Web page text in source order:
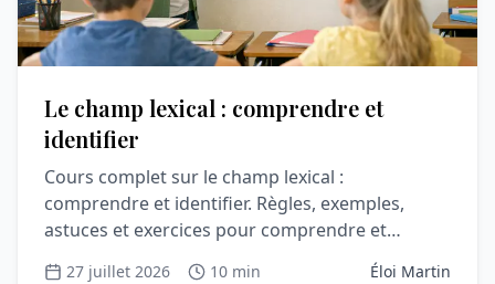
Le champ lexical : comprendre et
identifier
Cours complet sur le champ lexical :
comprendre et identifier. Règles, exemples,
astuces et exercices pour comprendre et
progresser en vocabulaire.
27 juillet 2026 10 min Éloi Martin